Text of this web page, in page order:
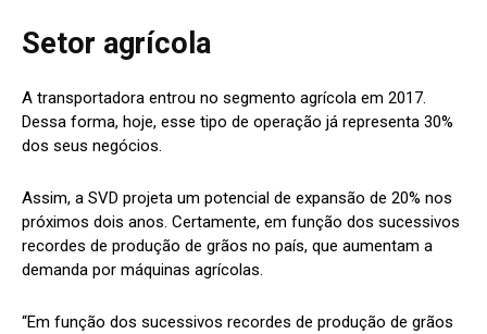
Setor agrícola
A transportadora entrou no segmento agrícola em 2017.
Dessa forma, hoje, esse tipo de operação já representa 30%
dos seus negócios.
Assim, a SVD projeta um potencial de expansão de 20% nos
próximos dois anos. Certamente, em função dos sucessivos
recordes de produção de grãos no país, que aumentam a
demanda por máquinas agrícolas.
“Em função dos sucessivos recordes de produção de grãos